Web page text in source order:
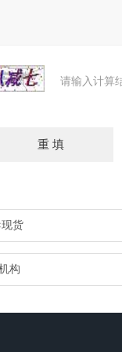
请输入计算
货
构